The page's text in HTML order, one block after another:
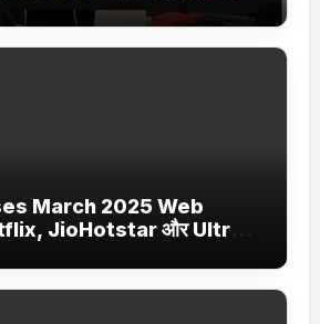
March 2025 Web